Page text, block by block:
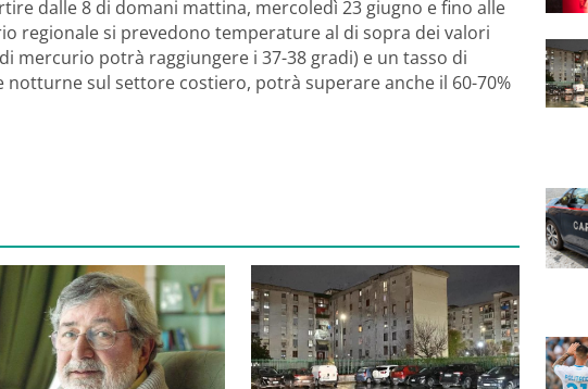
dalle 8 di domani mattina, mercoledì 23 giugno e fino alle
regionale si prevedono temperature al di sopra dei valori
mercurio potrà raggiungere i 37-38 gradi) e un tasso di
sul settore costiero, potrà superare anche il 60-70%